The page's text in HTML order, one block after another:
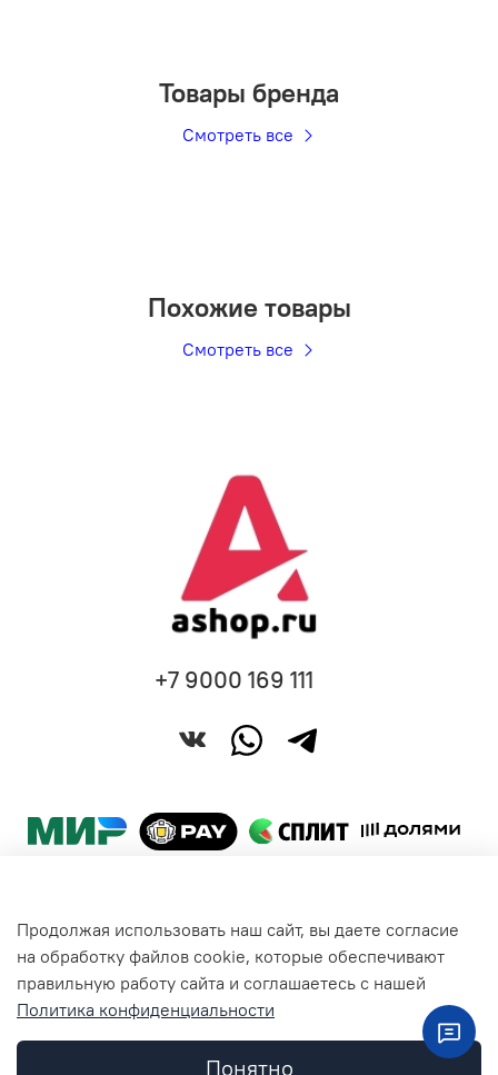
Товары бренда
Смотреть все
Похожие товары
Смотреть все
Покупателям
Общая информация
+7 9000 169 111
Продолжая использовать наш сайт, вы даете согласие
на обработку файлов cookie, которые обеспечивают
правильную работу сайта и соглашаетесь с нашей
Политика конфиденциальности
Понятно